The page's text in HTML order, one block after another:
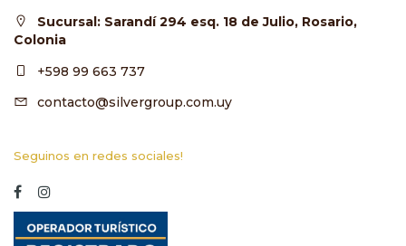
Sucursal: Sarandí 294 esq. 18 de Julio, Rosario,
Colonia
+598 99 663 737
contacto@silvergroup.com.uy
Seguinos en redes sociales!